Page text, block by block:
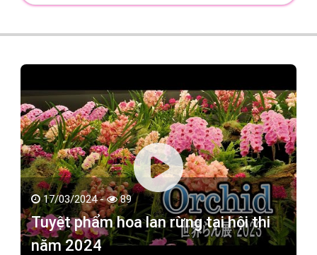
17/03/2024 - 89
Tuyệt phẩm hoa lan rừng tại hội thi
năm 2024